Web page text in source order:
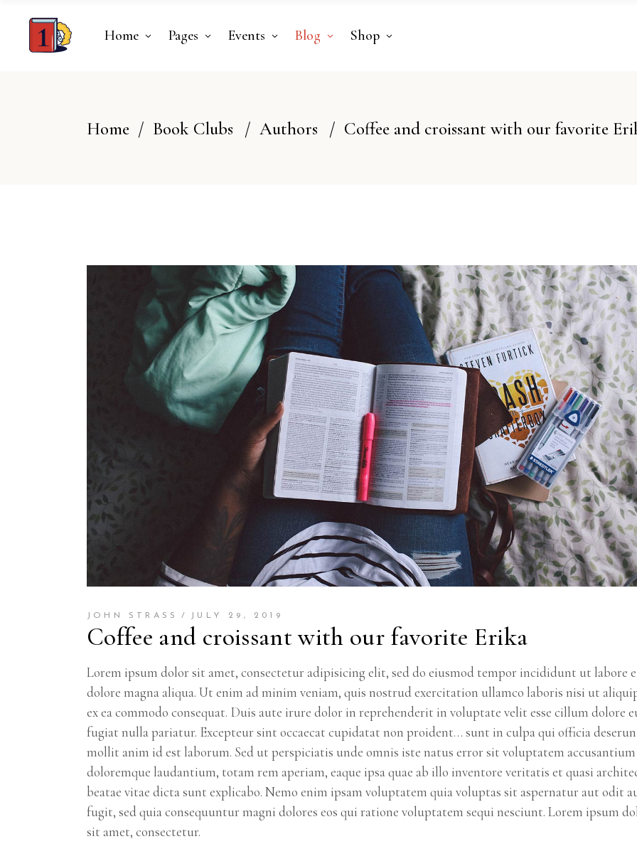
Home Pages Events Blog Shop
Home / Book Clubs / Authors / Coffee and croissant with our favorite
JOHN STRASS JULY 29, 2019
Coffee and croissant with our favorite Erika
Lorem ipsum dolor sit amet, consectetur adipisicing elit, sed do eiusmod tempor incididunt ut labore
dolore magna aliqua. Ut enim ad minim veniam, quis nostrud exercitation ullamco laboris nisi ut
ex ea commodo consequat. Duis aute irure dolor in reprehenderit in voluptate velit esse cillum dolore
fugiat nulla pariatur. Excepteur sint occaecat cupidatat non proident… sunt in culpa qui officia
mollit anim id est laborum. Sed ut perspiciatis unde omnis iste natus error sit voluptatem accusantium
doloremque laudantium, totam rem aperiam, eaque ipsa quae ab illo inventore veritatis et quasi
beatae vitae dicta sunt explicabo. Nemo enim ipsam voluptatem quia voluptas sit aspernatur aut odit
fugit, sed quia consequuntur magni dolores eos qui ratione voluptatem sequi nesciunt. Lorem ipsum
sit amet, consectetur.